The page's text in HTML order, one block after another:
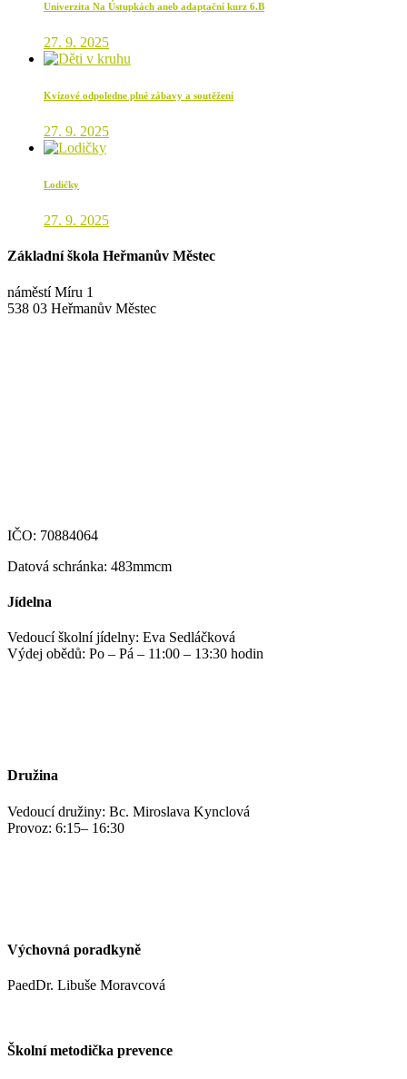
Univerzita Na Ústupkách aneb adaptační kurz 6.B
27. 9. 2025
Kvízové odpoledne plné zábavy a soutěžení
27. 9. 2025
Lodičky
27. 9. 2025
Základní škola Heřmanův Městec
náměstí Míru 1
538 03 Heřmanův Městec
IČO: 70884064
Datová schránka: 483mmcm
Jídelna
Vedoucí školní jídelny: Eva Sedláčková
Výdej obědů: Po – Pá – 11:00 – 13:30 hodin
Družina
Vedoucí družiny: Bc. Miroslava Kynclová
Provoz: 6:15– 16:30
Výchovná poradkyně
PaedDr. Libuše Moravcová
Školní metodička prevence